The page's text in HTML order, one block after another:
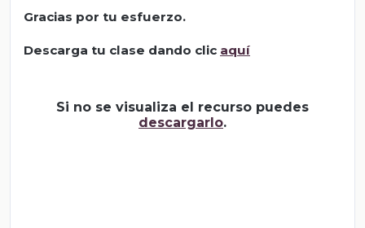
Gracias por tu esfuerzo.
Descarga tu clase dando clic aquí
Si no se visualiza el recurso puedes
descargarlo.